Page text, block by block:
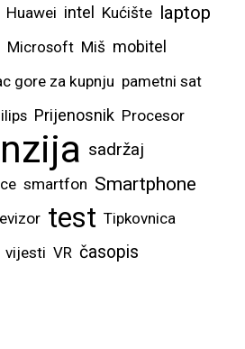
Huawei intel Kućište laptop
Microsoft Miš mobitel
gore za kupnju pametni sat
Prijenosnik Procesor
sadržaj
smartfon Smartphone
test Tipkovnica
vijesti VR časopis